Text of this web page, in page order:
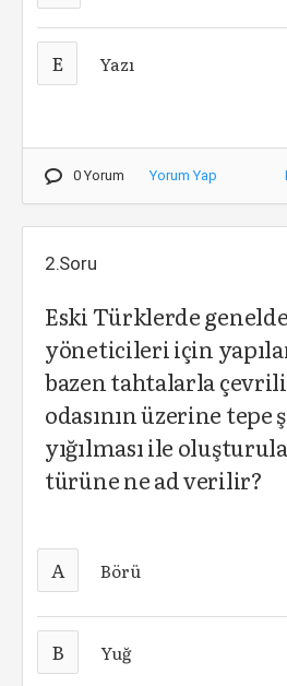
E Yazı
0 Yorum Yorum Yap
2.Soru
Eski Türklerde
yöneticileri için
bazen tahtalarla
odasının üzerine
yığılması ile
türüne ne ad verilir?
A Börü
B Yuğ